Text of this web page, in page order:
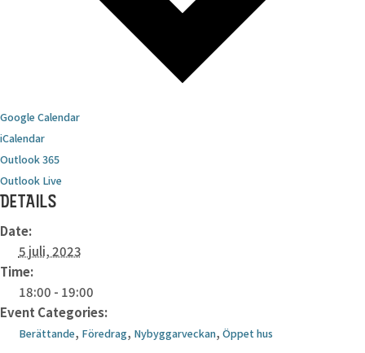
Google Calendar
iCalendar
Outlook 365
Outlook Live
DETAILS
Date:
5 juli, 2023
Time:
18:00 - 19:00
Event Categories:
Berättande, Föredrag, Nybyggarveckan, Öppet hus